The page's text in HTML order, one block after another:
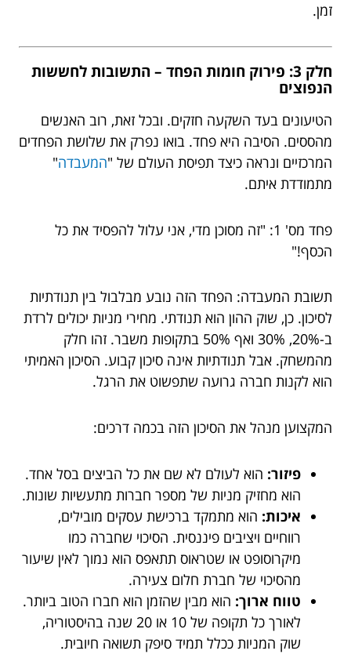
זמן.
חלק 3: פירוק חומות הפחד – התשובות לחששות
הנפוצים
הטיעונים בעד השקעה חזקים. ובכל זאת, רוב האנשים
מהססים. הסיבה היא פחד. בואו נפרק את שלושת הפחדים
המרכזיים ונראה כיצד תפיסת העולם של "המעבדה"
מתמודדת איתם.
פחד מס' 1: "זה מסוכן מדי, אני עלול להפסיד את כל
הכסף!"
תשובת המעבדה: הפחד הזה נובע מבלבול בין תנודתיות
לסיכון. כן, שוק ההון הוא תנודתי. מחירי מניות יכולים לרדת
ב-20%, 30% ואף 50% בתקופות משבר. זהו חלק
מהמשחק. אבל תנודתיות אינה סיכון קבוע. הסיכון האמיתי
הוא לקנות חברה גרועה שתפשוט את הרגל.
המקצוען מנהל את הסיכון הזה בכמה דרכים:
פיזור: הוא לעולם לא שם את כל הביצים בסל אחד.
הוא מחזיק מניות של מספר חברות מתעשיות שונות.
איכות: הוא מתמקד ברכישת עסקים מובילים,
רווחיים ויציבים פיננסית. הסיכוי שחברה כמו
מיקרוסופט או שטראוס תתאפס הוא נמוך לאין שיעור
מהסיכוי של חברת חלום צעירה.
טווח ארוך: הוא מבין שהזמן הוא חברו הטוב ביותר.
לאורך כל תקופה של 10 או 20 שנה בהיסטוריה,
שוק המניות ככלל תמיד סיפק תשואה חיובית.